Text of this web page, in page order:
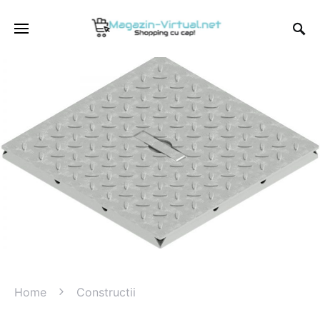
Home Constructii